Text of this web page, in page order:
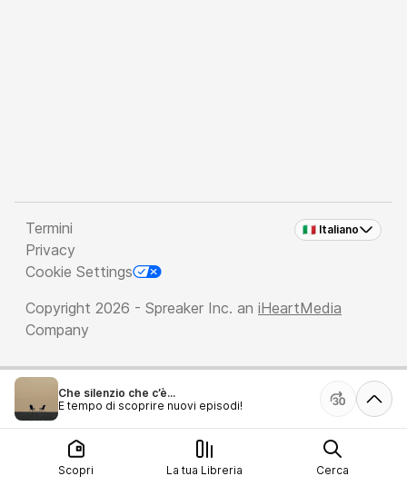
🇮🇹 Italiano
Termini
Privacy
Cookie Settings
Copyright 2026 - Spreaker Inc. an iHeartMedia
Company
Che silenzio che c’è...
È tempo di scoprire nuovi episodi!
Scopri La tua Libreria Cerca